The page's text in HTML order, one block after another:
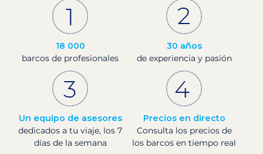
18 000
barcos de profesionales
30 años
de experiencia y pasión
Un equipo de asesores
dedicados a tu viaje, los 7
días de la semana
Precios en directo
Consulta los precios de
los barcos en tiempo real